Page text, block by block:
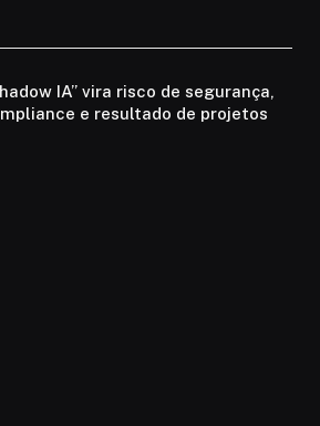
IA” vira risco de segurança,
e resultado de projetos